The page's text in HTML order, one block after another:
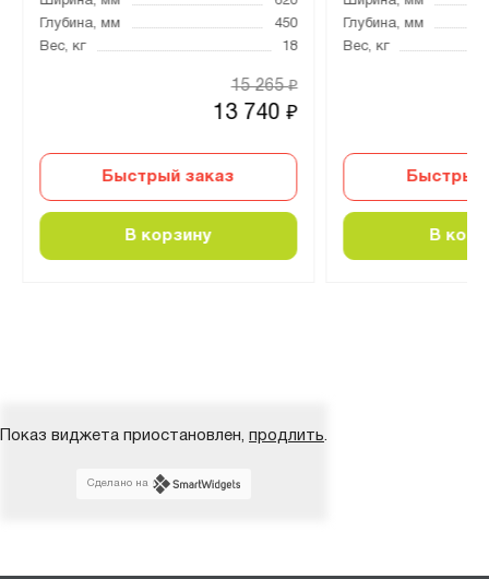
Глубина, мм
450
Вес, кг
18
13 740₽
15 265₽
Быстрый заказ
В корзину
Глубина, мм
Вес, кг
Быстрый
В
Показ виджета приостановлен, продлить.
Сделано на